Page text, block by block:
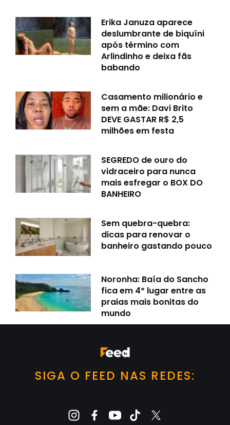
Erika Januza aparece
deslumbrante de biquíni
após término com
Arlindinho e deixa fãs
babando
Casamento milionário e
sem a mãe: Davi Brito
DEVE GASTAR R$ 2,5
milhões em festa
SEGREDO de ouro do
vidraceiro para nunca
mais esfregar o BOX DO
BANHEIRO
Sem quebra-quebra:
dicas para renovar o
banheiro gastando pouco
Noronha: Baía do Sancho
fica em 4º lugar entre as
praias mais bonitas do
mundo
SIGA O FEED NAS REDES: